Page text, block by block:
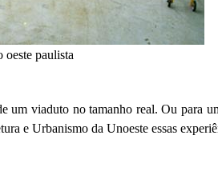
oeste paulista
viaduto no tamanho real. Ou para
e Urbanismo da Unoeste essas